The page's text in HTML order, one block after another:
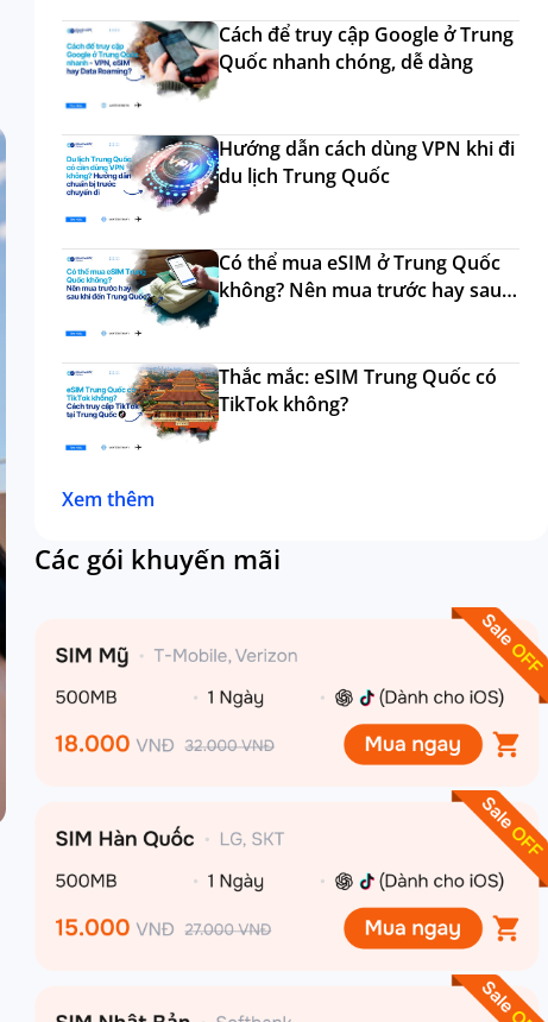
Cách để truy cập Google ở Trung
Quốc nhanh chóng, dễ dàng
Hướng dẫn cách dùng VPN khi đi
du lịch Trung Quốc
Có thể mua eSIM ở Trung Quốc
không? Nên mua trước hay sau
đi?
Thắc mắc: eSIM Trung Quốc có
TikTok không?
Xem thêm
Các gói khuyến mãi